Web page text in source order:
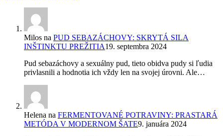
Milos na PUD SEBAZÁCHOVY: SKRYTÁ SILA
INŠTINKTU PREŽITIA19. septembra 2024
Pud sebazáchovy a sexuálny pud, tieto obidva pudy si ľudia
privlasnili a hodnotia ich vždy len na svojej úrovni. Ale…
Helena na FERMENTOVANÉ POTRAVINY: PRASTARÁ
METÓDA V MODERNOM ŠATE9. januára 2024